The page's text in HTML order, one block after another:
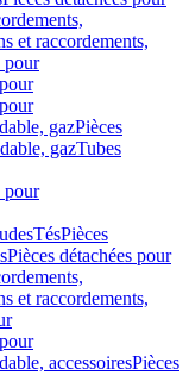
et raccordements,
pour
gazPièces
gazTubes
pour
TésPièces
Pièces détachées pour
et raccordements,
accessoiresPièces